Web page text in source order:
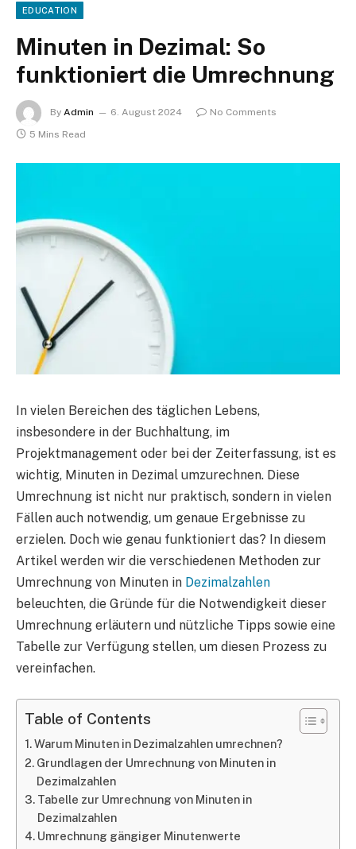
EDUCATION
Minuten in Dezimal: So
funktioniert die Umrechnung
By Admin 6. August 2024
No Comments
5 Mins Read
In vielen Bereichen des täglichen Lebens,
insbesondere in der Buchhaltung, im
Projektmanagement oder bei der Zeiterfassung, ist es
wichtig, Minuten in Dezimal umzurechnen. Diese
Umrechnung ist nicht nur praktisch, sondern in vielen
Fällen auch notwendig, um genaue Ergebnisse zu
erzielen. Doch wie genau funktioniert das? In diesem
Artikel werden wir die verschiedenen Methoden zur
Umrechnung von Minuten in Dezimalzahlen
beleuchten, die Gründe für die Notwendigkeit dieser
Umrechnung erläutern und nützliche Tipps sowie eine
Tabelle zur Verfügung stellen, um diesen Prozess zu
vereinfachen.
Table of Contents
Warum Minuten in Dezimalzahlen umrechnen?
Grundlagen der Umrechnung von Minuten in
Dezimalzahlen
Tabelle zur Umrechnung von Minuten in
Dezimalzahlen
Umrechnung gängiger Minutenwerte